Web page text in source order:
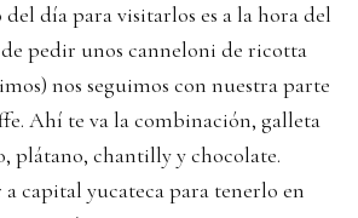
día para visitarlos es a la hora del
pedir unos canneloni de ricotta
nos seguimos con nuestra parte
Ahí te va la combinación, galleta
plátano, chantilly y chocolate.
a capital yucateca para tenerlo en